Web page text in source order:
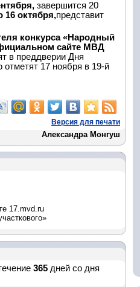
завершится 20
16 октября,представит
конкурса «Народный
сайте МВД
в преддверии Дня
отметят 17 ноября в 19-й
Версия для печати
Александра Монгуш
17.mvd.ru
365 дней со дня